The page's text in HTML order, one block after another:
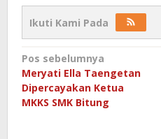
Ikuti Kami Pada
Navigasi
pos
Pos sebelumnya
Meryati Ella Taengetan
Dipercayakan Ketua
MKKS SMK Bitung